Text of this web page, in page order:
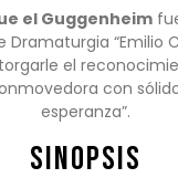
el Guggenheim
“Emilio
el
con
esperanza”.
Sinopsis